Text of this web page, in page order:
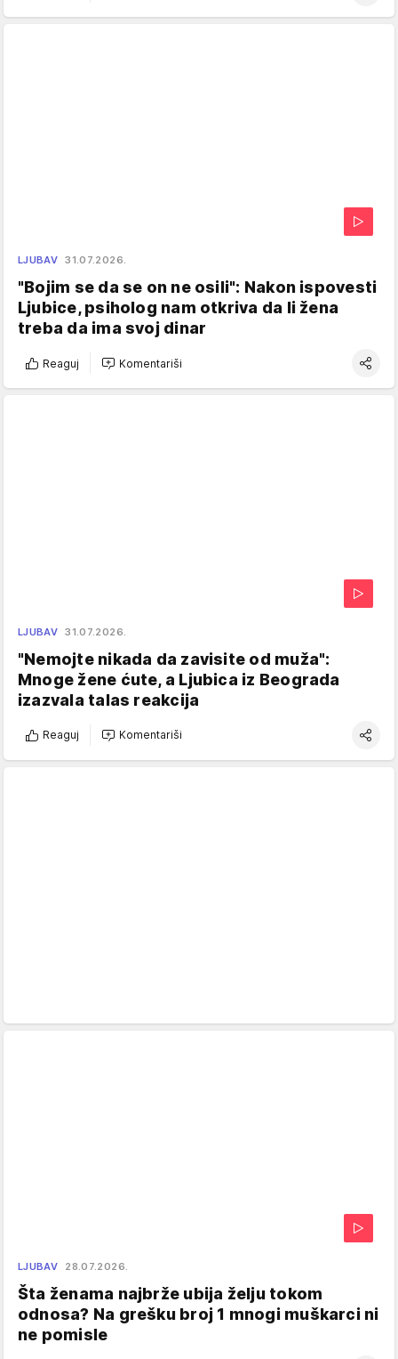
LJUBAV 31.07.2026.
"Bojim se da se on ne osili": Nakon ispovesti
Ljubice, psiholog nam otkriva da li žena
treba da ima svoj dinar
Reaguj Komentariši
LJUBAV 31.07.2026.
"Nemojte nikada da zavisite od muža":
Mnoge žene ćute, a Ljubica iz Beograda
izazvala talas reakcija
Reaguj Komentariši
LJUBAV 28.07.2026.
Šta ženama najbrže ubija želju tokom
odnosa? Na grešku broj 1 mnogi muškarci ni
ne pomisle